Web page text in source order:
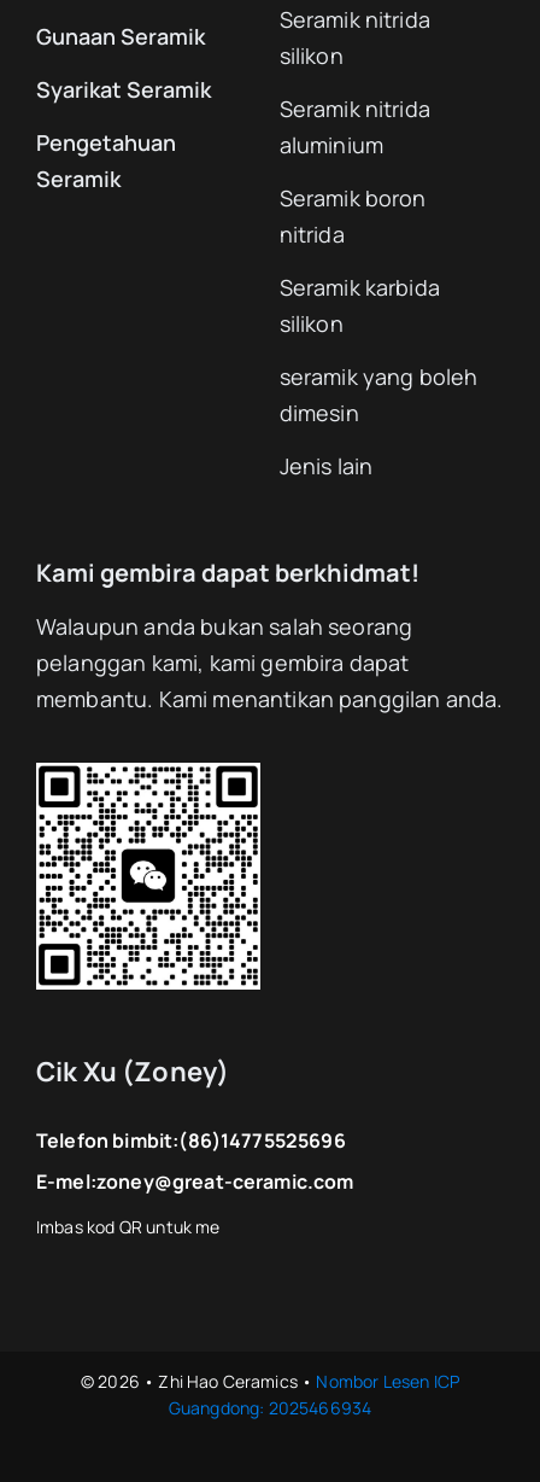
Gunaan Seramik
Syarikat Seramik
Pengetahuan
Seramik
Seramik nitrida
silikon
Seramik nitrida
aluminium
Seramik boron
nitrida
Seramik karbida
silikon
seramik yang boleh
dimesin
Jenis lain
Kami gembira dapat berkhidmat!
Walaupun anda bukan salah seorang
pelanggan kami, kami gembira dapat
membantu. Kami menantikan panggilan anda.
Cik Xu (Zoney)
Telefon bimbit:(86)14775525696
E-mel:zoney@great-ceramic.com
© 2026 • Zhi Hao Ceramics • Nombor Lesen ICP
Guangdong: 2025466934